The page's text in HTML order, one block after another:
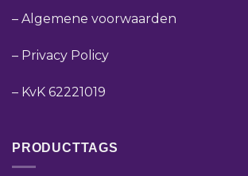
– Algemene voorwaarden
– Privacy Policy
– KvK 62221019
PRODUCTTAGS